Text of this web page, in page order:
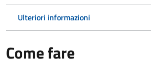
Ulteriori informazioni
Come fare